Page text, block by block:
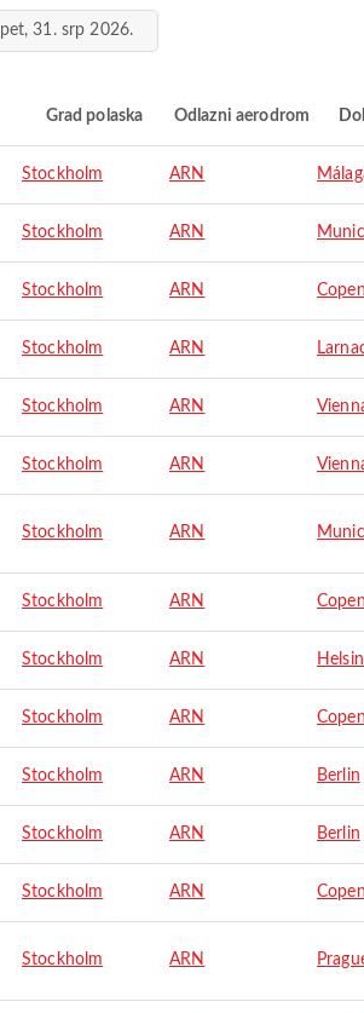
pet, 31. srp 2026.
Grad polaska Odlazni aerodrom
Stockholm ARN
Stockholm ARN
Stockholm ARN
Stockholm ARN
Stockholm ARN
Stockholm ARN
Stockholm ARN
Stockholm ARN
Stockholm ARN
Stockholm ARN
Stockholm ARN Berlin
Stockholm ARN Berlin
Stockholm ARN
Stockholm ARN